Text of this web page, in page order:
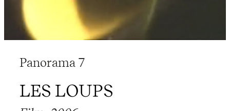
Panorama 7
LES LOUPS